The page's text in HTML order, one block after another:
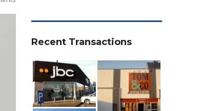
Recent Transactions